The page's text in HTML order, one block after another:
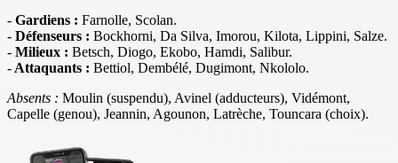
- Gardiens : Farnolle, Scolan.
- Défenseurs : Bockhorni, Da Silva, Imorou, Kilota, Lippini, Salze.
- Milieux : Betsch, Diogo, Ekobo, Hamdi, Salibur.
- Attaquants : Bettiol, Dembélé, Dugimont, Nkololo.
Absents : Moulin (suspendu), Avinel (adducteurs), Vidémont,
Capelle (genou), Jeannin, Agounon, Latrèche, Touncara (choix).